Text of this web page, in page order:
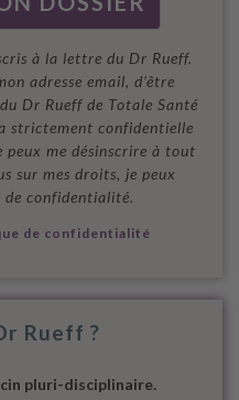
à la lettre du Dr Rueff.
adresse email, d’être
Dr Rueff de Totale Santé
strictement confidentielle
peux me désinscrire à tout
sur mes droits, je peux
confidentialité.
de confidentialité
Rueff ?
pluri-disciplinaire.